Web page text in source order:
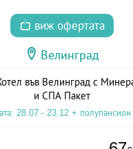
виж офертата
Велинград
във Велинград с
и СПА Пакет
28.07 - 23.12 + полупансион